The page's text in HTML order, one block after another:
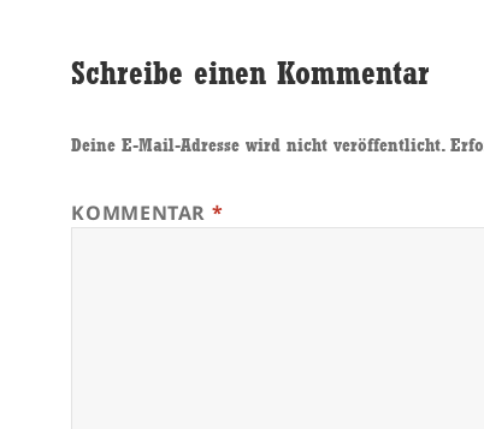
Schreibe einen Kommentar
Deine E-Mail-Adresse wird nicht veröffentlicht.
KOMMENTAR *